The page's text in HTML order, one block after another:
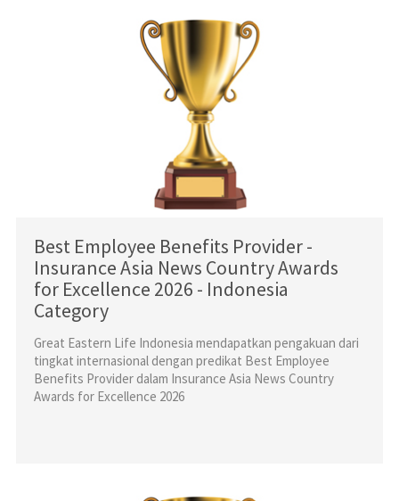
Best Employee Benefits Provider -
Insurance Asia News Country Awards
for Excellence 2026 - Indonesia
Category
Great Eastern Life Indonesia mendapatkan pengakuan dari
tingkat internasional dengan predikat Best Employee
Benefits Provider dalam Insurance Asia News Country
Awards for Excellence 2026